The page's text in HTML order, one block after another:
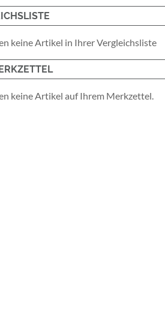
keine Artikel in Ihrer Vergleichsliste
keine Artikel auf Ihrem Merkzettel.